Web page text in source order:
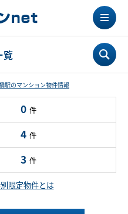
覧
駅のマンション物件情報
0 件
4 件
3 件
限定物件とは